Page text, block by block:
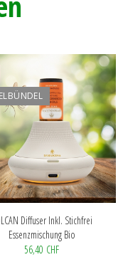
Diffuser Inkl. Stichfrei
Essenzmischung Bio
56,40 CHF